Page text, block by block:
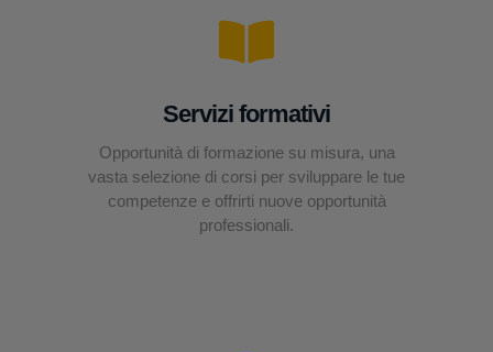
Servizi formativi
Opportunità di formazione su misura, una
vasta selezione di corsi per sviluppare le tue
competenze e offrirti nuove opportunità
professionali.